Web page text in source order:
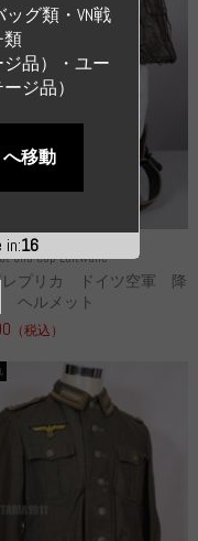
and Cap Luftwaffe
レプリカ ドイツ空軍 降
ヘルメット
（税込）
in:15
ッグ類・VN戦
類
ジ品）・ユー
ジ品）
へ移動